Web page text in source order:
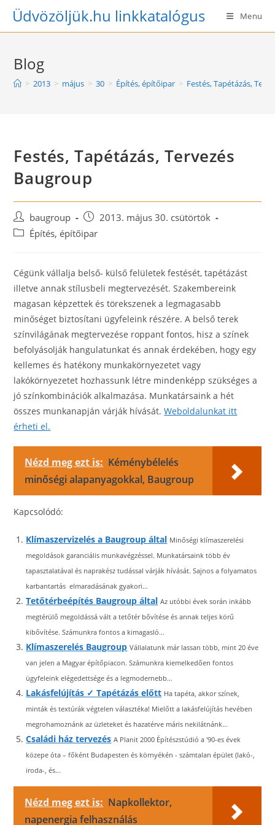
SkipÜdvözöljük.hu linkkatalógus Menu
Blog
> 2013 > május > 30 > Építés, építőipar > Festés, Tapétázás,
Festés, Tapétázás, Tervezés
Baugroup
Post
author:
baugroup
Post
published:
2013. május 30. csütörtök
PostÉpítés, építőipar
Cégünk vállalja belső- külső felületek festését, tapétázást
illetve annak stílusbeli megtervezését. Szakembereink
magasan képzettek és törekszenek a legmagasabb
minőséget biztosítani ügyfeleink részére. A belső terek
színvilágának megtervezése roppant fontos, hisz a színek
befolyásolják hangulatunkat és annak érdekében, hogy egy
kellemes és hatékony munkakörnyezetet vagy
lakókörnyezetet hozhassunk létre mindenképp szükséges a
jó színkombinációk alkalmazása. Munkatársaink a hét
összes munkanapján várják hívását.Weboldalunkat itt
érheti el.
Nézd meg ezt is: Kéménybélelés
minőségi alapanyagokkal, Baugroup
Kapcsolódó:
Klímaszervizelés a Baugroup által Minőségi klímaszerelési
megoldások garanciális munkavégzéssel. Munkatársaink több év
tapasztalatával és naprakész tudással várják hívását. Sajnos a folyamatos
karbantartás elmaradásának gyakori...
Tetőtérbeépítés Baugroup által Az utóbbi évek során inkább
megtérülő megoldássá vált a tetőtér bővítése és annak teljes körű
kibővítése. Számunkra fontos a kimagasló...
Klímaszerelés Baugroup Vállalatunk már lassan több, mint 20 éve
van jelen a Magyar építőpiacon. Számunkra kiemelkedően fontos
ügyfeleink elégedettsége és a legmodernebb...
Lakásfelújítás ✓ Tapétázás előtt Ha tapéta, akkor színek,
minták és textúrák végtelen választéka! Mielőtt a lakásfelújítás hevében
megrohamoznánk az üzleteket és hazatérve máris nekilátnánk...
Családi ház tervezés A Planit 2000 Építészstúdió a '90-es évek
közepe óta – főként Budapesten és környékén - számtalan épület (lakó-,
iroda-, és...
Nézd meg ezt is: Napkollektor,
napenergia felhasználás